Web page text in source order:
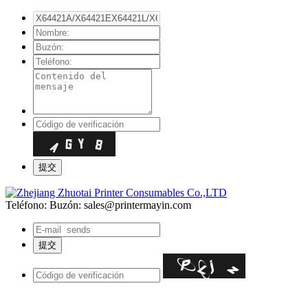
Teléfono: Buzón: sales@printermayin.com